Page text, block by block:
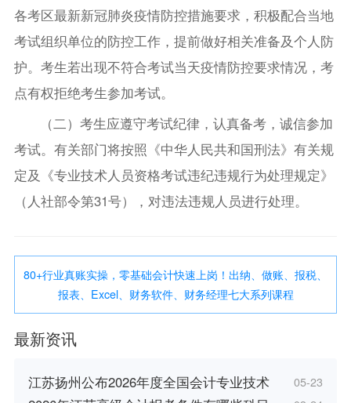
各考区最新新冠肺炎疫情防控措施要求，积极配合当地
考试组织单位的防控工作，提前做好相关准备及个人防
护。考生若出现不符合考试当天疫情防控要求情况，考
点有权拒绝考生参加考试。
（二）考生应遵守考试纪律，认真备考，诚信参加
考试。有关部门将按照《中华人民共和国刑法》有关规
定及《专业技术人员资格考试违纪违规行为处理规定》
（人社部令第31号），对违法违规人员进行处理。
80+行业真账实操，零基础会计快速上岗！出纳、做账、报税、
报表、Excel、财务软件、财务经理七大系列课程
最新资讯
江苏扬州公布2026年度全国会计专业技术 05-23